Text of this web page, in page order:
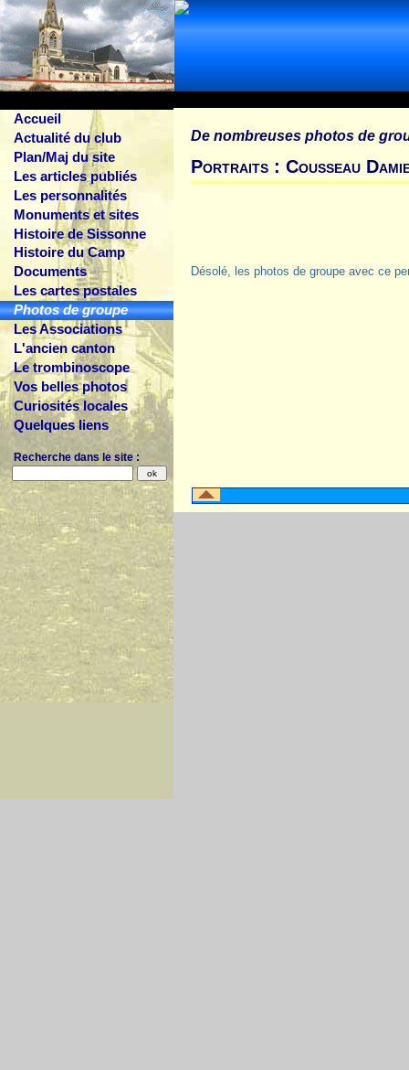
Accueil
Actualité du club
Plan/Maj du site
Les articles publiés
Les personnalités
Monuments et sites
Histoire de Sissonne
Histoire du Camp
Documents
Les cartes postales
Photos de groupe
Les Associations
L'ancien canton
Le trombinoscope
Vos belles photos
Curiosités locales
Quelques liens
Recherche dans le site :
De nombreuses photos de
Portraits : Cousseau
Désolé, les photos de groupe avec ce